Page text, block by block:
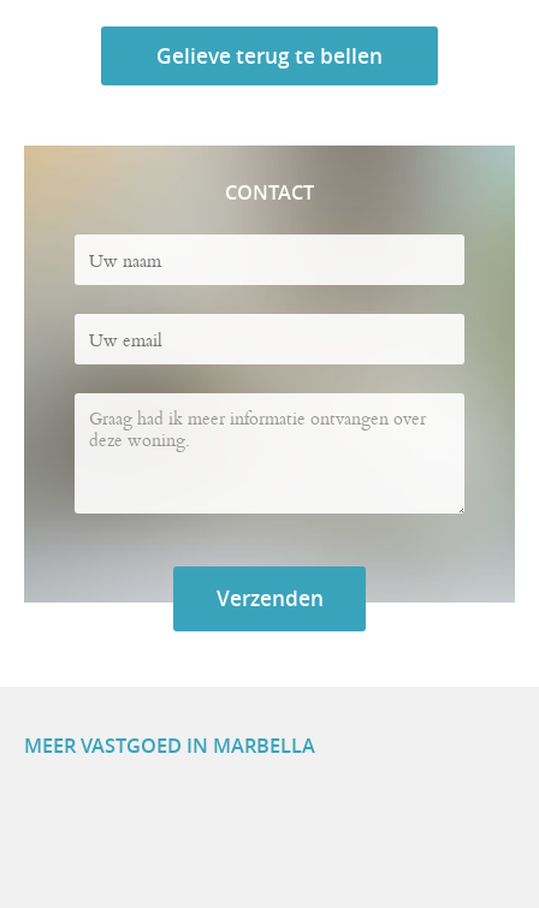
Gelieve terug te bellen
CONTACT
MEER VASTGOED IN MARBELLA